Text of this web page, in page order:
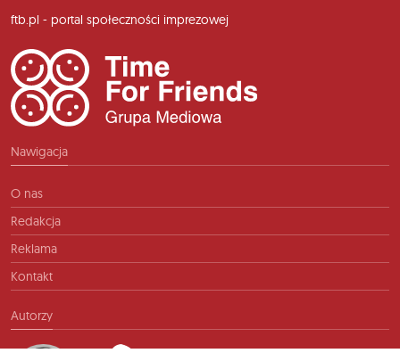
ftb.pl - portal społeczności imprezowej
Nawigacja
O nas
Redakcja
Reklama
Kontakt
Autorzy